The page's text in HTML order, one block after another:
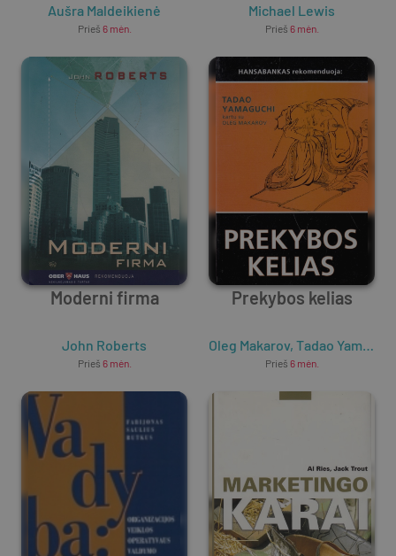
Aušra Maldeikienė
Prieš 6 mėn.
Michael Lewis
Prieš 6 mėn.
Moderni firma
John Roberts
Prieš 6 mėn.
Prekybos kelias
Oleg Makarov, Tadao Yamaguchi
Prieš 6 mėn.